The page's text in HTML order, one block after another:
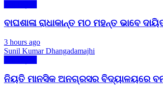
ବାଘଶାଳା ରାଧାକାନ୍ତ ମଠ ମହନ୍ତ ଭାବେ
3 hours ago
Sunil Kumar Dhangadamajhi
ନିୟତି ମାନସିକ ଅନଗ୍ରସର ବିଦ୍ୟାଳୟରେ